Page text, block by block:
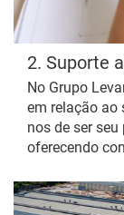
2. Suporte
No Grupo
em relação ao
nos de ser
oferecendo